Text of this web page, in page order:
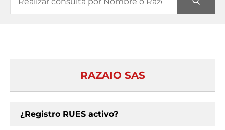
RAZAIO SAS
¿Registro RUES activo?